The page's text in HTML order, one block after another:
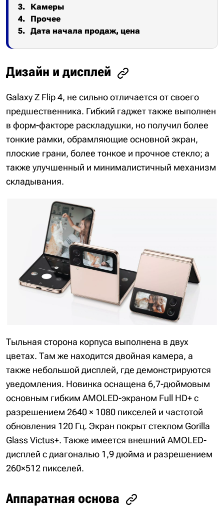
Камеры
Прочее
Дата начала продаж, цена
Дизайн и дисплей
Galaxy Z Flip 4, не сильно отличается от своего
предшественника. Гибкий гаджет также выполнен
в форм-факторе раскладушки, но получил более
тонкие рамки, обрамляющие основной экран,
плоские грани, более тонкое и прочное стекло; а
также улучшенный и минималистичный механизм
складывания.
Тыльная сторона корпуса выполнена в двух
цветах. Там же находится двойная камера, а
также небольшой дисплей, где демонстрируются
уведомления. Новинка оснащена 6,7-дюймовым
основным гибким AMOLED-экраном Full HD+ с
разрешением 2640 × 1080 пикселей и частотой
обновления 120 Гц. Экран покрыт стеклом Gorilla
Glass Victus+. Также имеется внешний AMOLED-
дисплей с диагональю 1,9 дюйма и разрешением
260×512 пикселей.
Аппаратная основа